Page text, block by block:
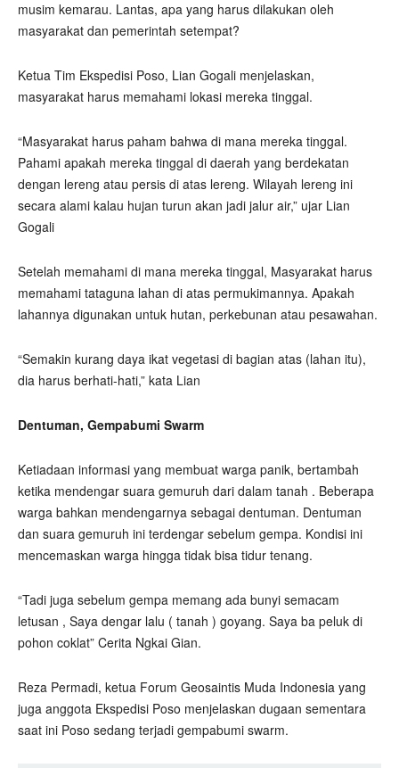
musim kemarau. Lantas, apa yang harus dilakukan oleh
masyarakat dan pemerintah setempat?
Ketua Tim Ekspedisi Poso, Lian Gogali menjelaskan,
masyarakat harus memahami lokasi mereka tinggal.
“Masyarakat harus paham bahwa di mana mereka tinggal.
Pahami apakah mereka tinggal di daerah yang berdekatan
dengan lereng atau persis di atas lereng. Wilayah lereng ini
secara alami kalau hujan turun akan jadi jalur air,” ujar Lian
Gogali
Setelah memahami di mana mereka tinggal, Masyarakat harus
memahami tataguna lahan di atas permukimannya. Apakah
lahannya digunakan untuk hutan, perkebunan atau pesawahan.
“Semakin kurang daya ikat vegetasi di bagian atas (lahan itu),
dia harus berhati-hati,” kata Lian
Dentuman, Gempabumi Swarm
Ketiadaan informasi yang membuat warga panik, bertambah
ketika mendengar suara gemuruh dari dalam tanah . Beberapa
warga bahkan mendengarnya sebagai dentuman. Dentuman
dan suara gemuruh ini terdengar sebelum gempa. Kondisi ini
mencemaskan warga hingga tidak bisa tidur tenang.
“Tadi juga sebelum gempa memang ada bunyi semacam
letusan , Saya dengar lalu ( tanah ) goyang. Saya ba peluk di
pohon coklat” Cerita Ngkai Gian.
Reza Permadi, ketua Forum Geosaintis Muda Indonesia yang
juga anggota Ekspedisi Poso menjelaskan dugaan sementara
saat ini Poso sedang terjadi gempabumi swarm.